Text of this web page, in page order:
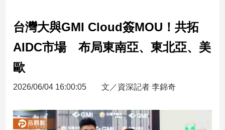
台
財
經
新
股
市
台灣大與GMI Cloud簽MOU！共拓
AIDC市場 布局東南亞、東北亞、美
歐
2026/06/04 16:00:05 文／資深記者 李錦奇